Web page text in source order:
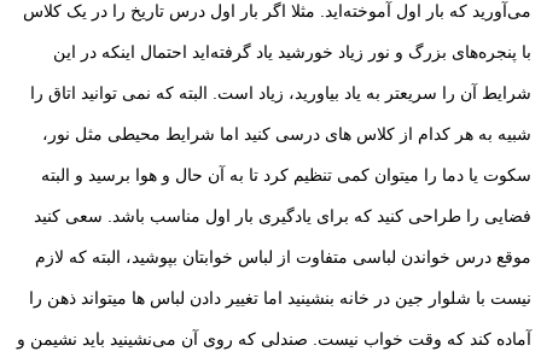
می‌آورید که بار اول آموخته‌اید. مثلا اگر بار اول درس تاریخ را در یک کلاس
با پنجره‌های بزرگ و نور زیاد خورشید یاد گرفته‌اید احتمال اینکه در این
شرایط آن را سریعتر به یاد بیاورید، زیاد است. البته که نمی توانید اتاق را
شبیه به هر کدام از کلاس های درسی کنید اما شرایط محیطی مثل نور،
سکوت یا دما را میتوان کمی تنظیم کرد تا به آن حال و هوا برسید و البته
فضایی را طراحی کنید که برای یادگیری بار اول مناسب باشد. سعی کنید
موقع درس خواندن لباسی متفاوت از لباس خوابتان بپوشید، البته که لازم
نیست با شلوار جین در خانه بنشینید اما تغییر دادن لباس ها میتواند ذهن را
آماده کند که وقت خواب نیست. صندلی که روی آن می‌نشینید باید نشیمن و